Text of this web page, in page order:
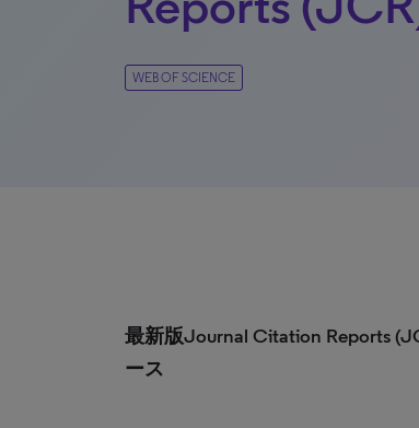
WEB OF SCIENCE
最新版Journal Citation Reports
ース